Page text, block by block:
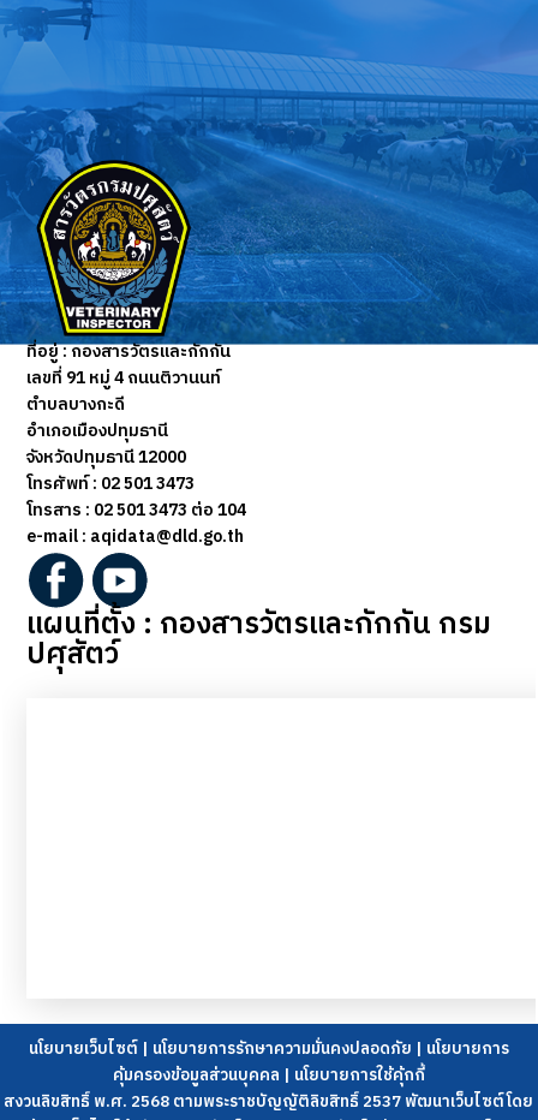
ที่อยู่ :กองสารวัตรและกักกัน
เลขที่ 91 หมู่ 4 ถนนติวานนท์
ตำบลบางกะดี
อำเภอเมืองปทุมธานี
จังหวัดปทุมธานี 12000
โทรศัพท์ : 02 501 3473
โทรสาร : 02 501 3473 ต่อ 104
e-mail : aqidata@dld.go.th
แผนที่ตั้ง : กองสารวัตรและกักกัน กรม
ปศุสัตว์
นโยบายเว็บไซต์| นโยบายการรักษาความมั่นคงปลอดภัย | นโยบายการ
คุ้มครองข้อมูลส่วนบุคคล | นโยบายการใช้คุ้กกี้
สงวนลิขสิทธิ์ พ.ศ. 2568 ตามพระราชบัญญัติลิขสิทธิ์ 2537 พัฒนาเว็บไซต์โดย